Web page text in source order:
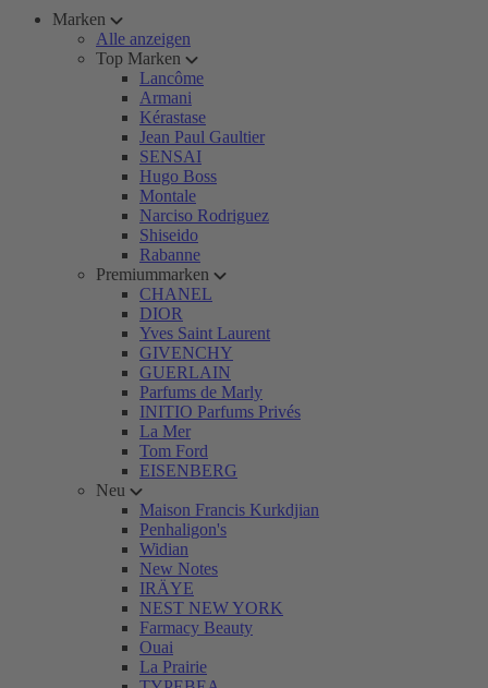
Marken
Alle anzeigen
Top Marken
Lancôme
Armani
Kérastase
Jean Paul Gaultier
SENSAI
Hugo Boss
Montale
Narciso Rodriguez
Shiseido
Rabanne
Premiummarken
CHANEL
DIOR
Yves Saint Laurent
GIVENCHY
GUERLAIN
Parfums de Marly
INITIO Parfums Privés
La Mer
Tom Ford
EISENBERG
Neu
Maison Francis Kurkdjian
Penhaligon's
Widian
New Notes
IRÄYE
NEST NEW YORK
Farmacy Beauty
Ouai
La Prairie